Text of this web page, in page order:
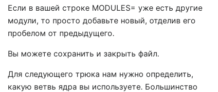
Если в вашей строке MODULES= уже есть другие
модули, то просто добавьте новый, отделив его
пробелом от предыдущего.
Вы можете сохранить и закрыть файл.
Для следующего трюка нам нужно определить,
какую ветвь ядра вы используете. Большинство